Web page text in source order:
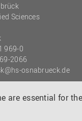
are essential for
Sciences
969-0
2066
osnabrueck.de
SCIENCES